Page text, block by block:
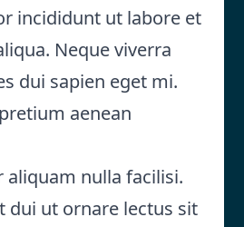
incididunt ut labore et
Neque viverra
dui sapien eget mi.
aenean
nulla facilisi.
dui ut ornare lectus sit